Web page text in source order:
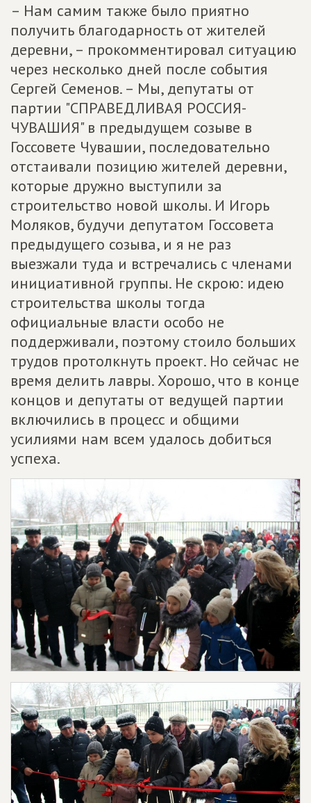
– Нам самим также было приятно
получить благодарность от жителей
деревни, – прокомментировал ситуацию
через несколько дней после события
Сергей Семенов. – Мы, депутаты от
партии "СПРАВЕДЛИВАЯ РОССИЯ-
ЧУВАШИЯ" в предыдущем созыве в
Госсовете Чувашии, последовательно
отстаивали позицию жителей деревни,
которые дружно выступили за
строительство новой школы. И Игорь
Моляков, будучи депутатом Госсовета
предыдущего созыва, и я не раз
выезжали туда и встречались с членами
инициативной группы. Не скрою: идею
строительства школы тогда
официальные власти особо не
поддерживали, поэтому стоило больших
трудов протолкнуть проект. Но сейчас не
время делить лавры. Хорошо, что в конце
концов и депутаты от ведущей партии
включились в процесс и общими
усилиями нам всем удалось добиться
успеха.